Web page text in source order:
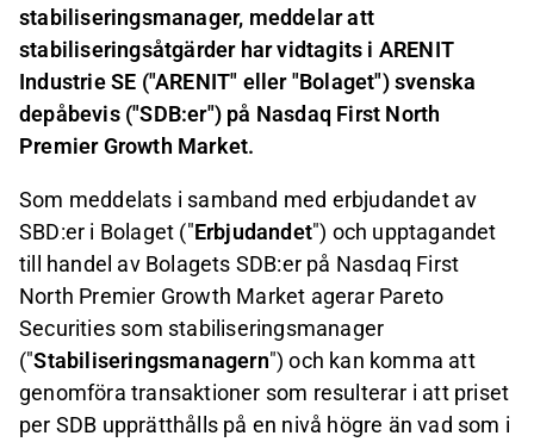
stabiliseringsmanager, meddelar att
stabiliseringsåtgärder har vidtagits i ARENIT
Industrie SE ("ARENIT" eller "Bolaget") svenska
depåbevis ("SDB:er") på Nasdaq First North
Premier Growth Market.
Som meddelats i samband med erbjudandet av
SBD:er i Bolaget ("Erbjudandet") och upptagandet
till handel av Bolagets SDB:er på Nasdaq First
North Premier Growth Market agerar Pareto
Securities som stabiliseringsmanager
("Stabiliseringsmanagern") och kan komma att
genomföra transaktioner som resulterar i att priset
per SDB upprätthålls på en nivå högre än vad som i